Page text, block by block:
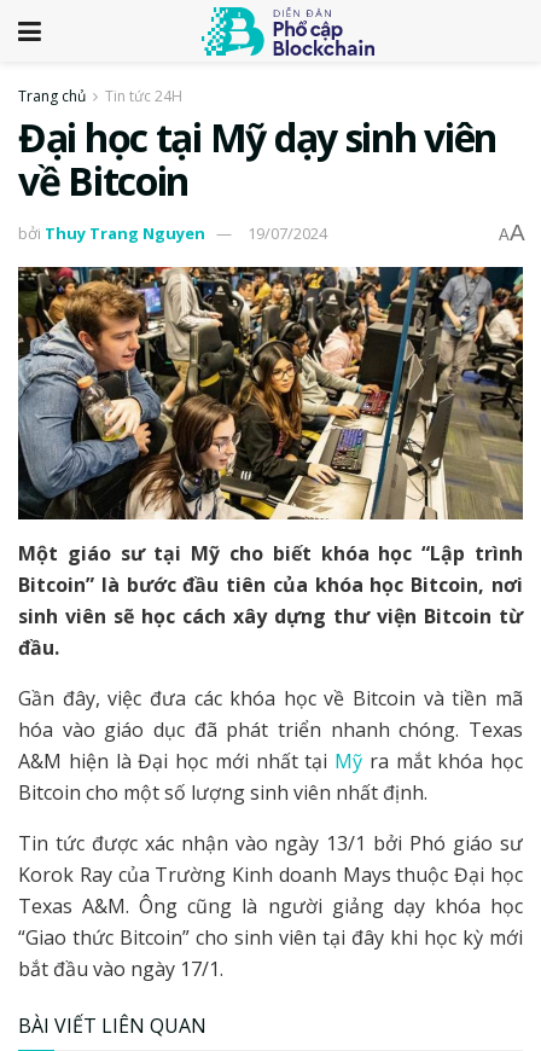
Trang chủ Tin tức 24H
Đại học tại Mỹ dạy sinh viên
về Bitcoin
bởi Thuy Trang Nguyen 19/07/2024 AA
Một giáo sư tại Mỹ cho biết khóa học “Lập trình
Bitcoin” là bước đầu tiên của khóa học Bitcoin, nơi
sinh viên sẽ học cách xây dựng thư viện Bitcoin từ
đầu.
Gần đây, việc đưa các khóa học về Bitcoin và tiền mã
hóa vào giáo dục đã phát triển nhanh chóng. Texas
A&M hiện là Đại học mới nhất tại Mỹ ra mắt khóa học
Bitcoin cho một số lượng sinh viên nhất định.
Tin tức được xác nhận vào ngày 13/1 bởi Phó giáo sư
Korok Ray của Trường Kinh doanh Mays thuộc Đại học
Texas A&M. Ông cũng là người giảng dạy khóa học
“Giao thức Bitcoin” cho sinh viên tại đây khi học kỳ mới
bắt đầu vào ngày 17/1.
BÀI VIẾT LIÊN QUAN